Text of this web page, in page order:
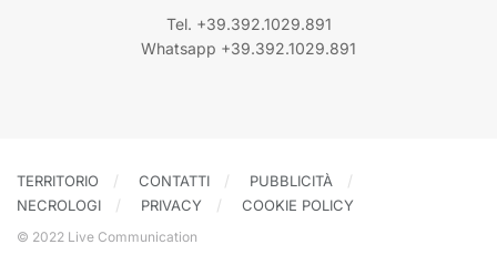
Tel. +39.392.1029.891
Whatsapp +39.392.1029.891
TERRITORIO CONTATTI
PUBBLICITÀ
NECROLOGI
PRIVACY COOKIE POLICY
© 2022 Live Communication